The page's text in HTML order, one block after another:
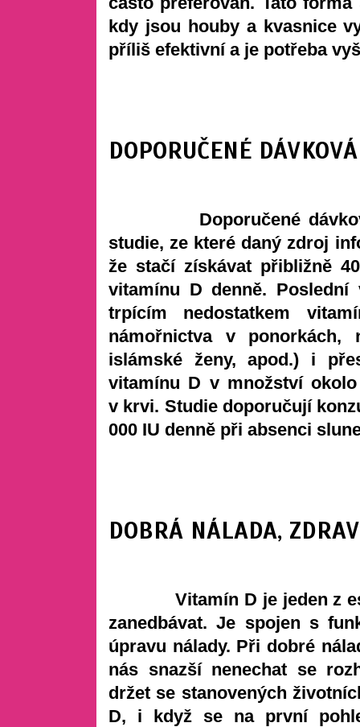
kdy jsou houby a kvasnice
příliš efektivní a je potřeba
DOPORUČENÉ
Doporučené
studie, ze které daný zdroj
že stačí získávat přibližně
vitamínu D denně.
trpícím nedostatkem
námořnictva v ponorkách,
islámské ženy, apod.) i
vitamínu D v množství
v krvi. Studie doporučují
000 IU denně při absenci
DOBRÁ NÁLADA,
Vitamín D je jeden z
zanedbávat. Je spojen s
úpravu nálady. Při dobré
nás snazší nenechat se
držet se stanovených
D, i když se na první